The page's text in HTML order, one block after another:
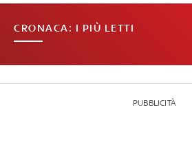
CRONACA: I PIÙ LETTI
PUBBLICITÀ